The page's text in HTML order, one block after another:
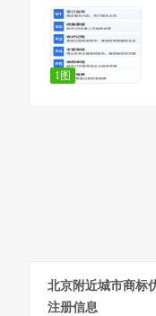
1图
北京附近城市商标
注册信息